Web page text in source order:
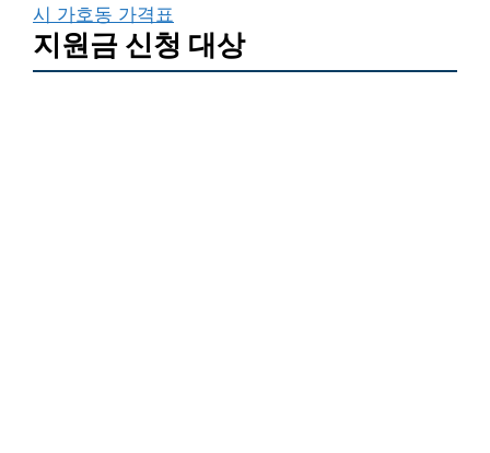
시 가호동 가격표
지원금 신청 대상